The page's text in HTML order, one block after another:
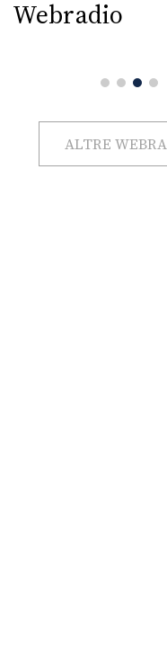
Webradio
ALTRE